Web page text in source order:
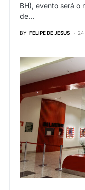
BH), evento será o
de…
BY FELIPE DE JESUS 24